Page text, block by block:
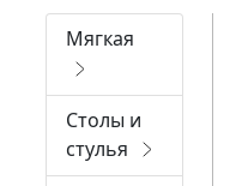
Мягкая
Столы и
стулья